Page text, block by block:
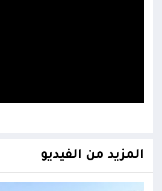
المزيد من الفيديو